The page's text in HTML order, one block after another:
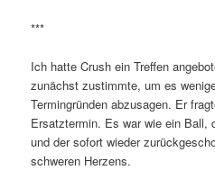
***
Ich hatte Crush ein Treffen
zunächst zustimmte, um es
Termingründen abzusagen. Er
Ersatztermin. Es war wie ein Ball,
und der sofort wieder
schweren Herzens.